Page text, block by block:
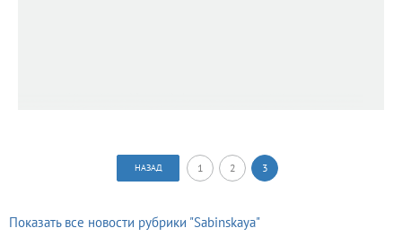
НАЗАД 1 2 3
Показать все новости рубрики "Sabinskaya"